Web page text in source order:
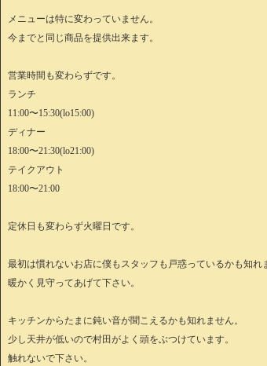
メニューは特に変わっていません。
今までと同じ商品を提供出来ます。
営業時間も変わらずです。
ランチ
11:00〜15:30(lo15:00)
ディナー
18:00〜21:30(lo21:00)
テイクアウト
18:00〜21:00
定休日も変わらず火曜日です。
最初は慣れないお店に僕もスタッフも戸惑っているかも知れ
暖かく見守ってあげて下さい。
キッチンからたまに鈍い音が聞こえるかも知れません。
少し天井が低いので村田がよく頭をぶつけています。
触れないで下さい。